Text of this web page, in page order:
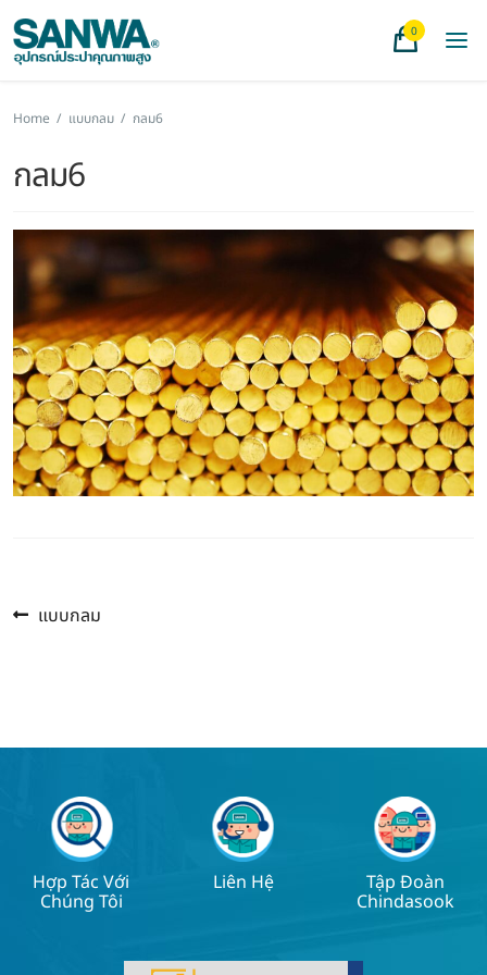
0
Home / แบบกลม / กลม6
กลม6
PostPrevious
แบบกลม
Hợp Tác Với
Chúng Tôi
Liên Hệ Tập Đoàn
Chindasook